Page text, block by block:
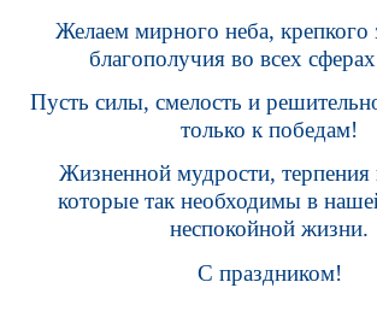
Желаем мирного неба, крепкого
благополучия во всех
Пусть силы, смелость и
только к победам!
Жизненной мудрости,
которые так необходимы в
неспокойной жизни.
С праздником!